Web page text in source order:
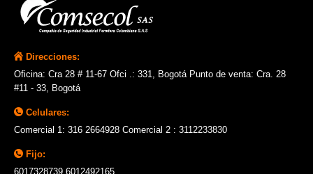
Direcciones:
Oficina: Cra 28 # 11-67 Ofci .: 331, Bogotá Punto de venta: Cra. 28
#11 - 33, Bogotá
Celulares:
Comercial 1: 316 2664928 Comercial 2 : 3112233830
Fijo:
6017328739 6012492165